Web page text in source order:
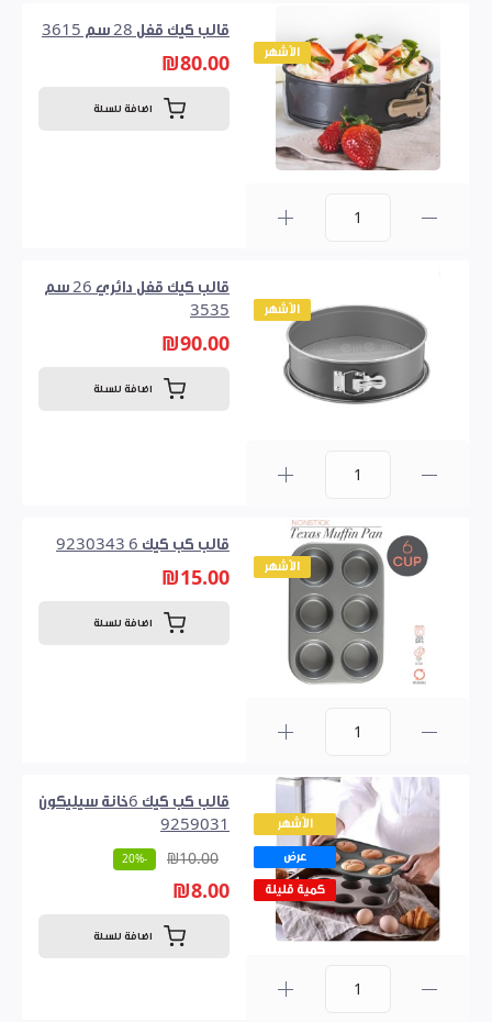
الأشهر
قالب كيك قفل 28 سم 3615
₪80.00
اضافة للسلة
الأشهر
قالب كيك قفل دائري 26 سم
3535
₪90.00
اضافة للسلة
الأشهر
قالب كب كيك 6 9230343
₪15.00
اضافة للسلة
الأشهر
عرض
كمية قليلة
قالب كب كيك 6خانة سيليكون
9259031
₪10.00
-20%
₪8.00
اضافة للسلة